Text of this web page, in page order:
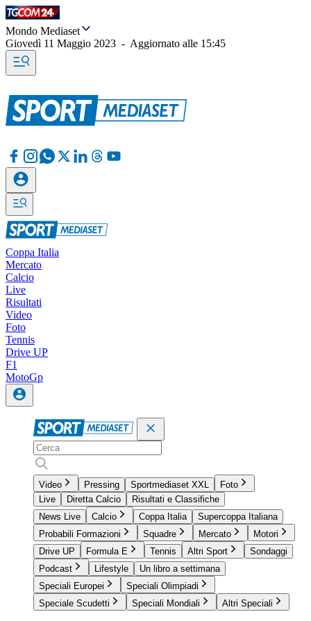
Mondo Mediaset
Giovedì 11 Maggio 2023 - Aggiornato alle 15:45
Coppa Italia
Mercato
Calcio
Live
Risultati
Video
Foto
Tennis
Drive UP
F1
MotoGp
Video Pressing Sportmediaset XXL
Foto
Live
Diretta Calcio
Risultati e Classifiche
News Live
Calcio Coppa Italia
Supercoppa Italiana
Probabili Formazioni
Squadre Mercato
Motori
Drive UP
Formula E Tennis Altri Sport
Sondaggi
Podcast
Lifestyle
Un libro a settimana
Speciali Europei
Speciali Olimpiadi
Speciale Scudetti
Speciali Mondiali Altri Speciali